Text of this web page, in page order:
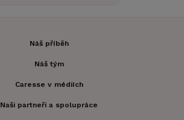
Náš příběh
Náš tým
Caresse v médiích
Naši partneři a spolupráce